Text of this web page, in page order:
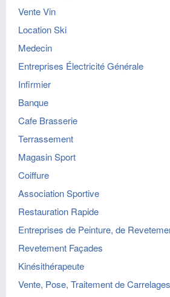
Vente Vin
Location Ski
Medecin
Entreprises Électricité Générale
Infirmier
Banque
Cafe Brasserie
Terrassement
Magasin Sport
Coiffure
Association Sportive
Restauration Rapide
Entreprises de Peinture, de
Revetement Façades
Kinésithérapeute
Vente, Pose, Traitement de Carrelages